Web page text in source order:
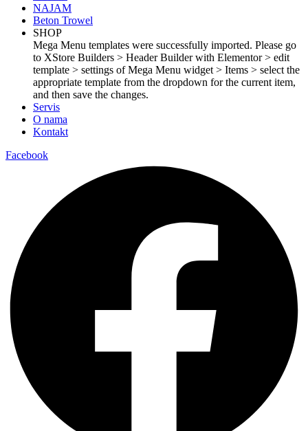
NAJAM
Beton Trowel
SHOP
Mega Menu templates were successfully imported. Please go
to XStore Builders > Header Builder with Elementor > edit
template > settings of Mega Menu widget > Items > select the
appropriate template from the dropdown for the current item,
and then save the changes.
Servis
O nama
Kontakt
Facebook